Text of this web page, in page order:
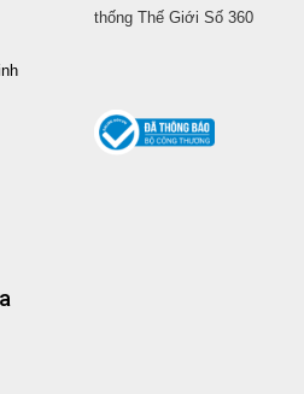
thống Thế Giới Số 360